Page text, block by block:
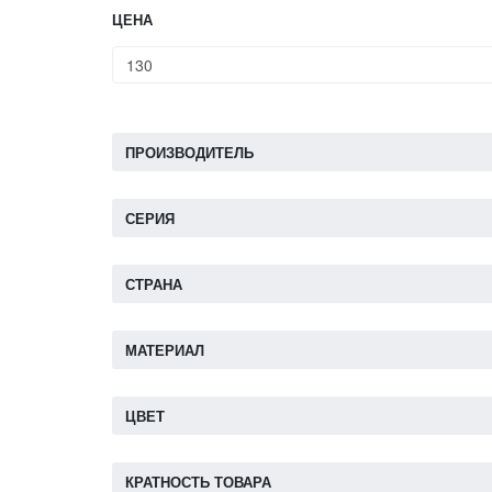
ЦЕНА
ПРОИЗВОДИТЕЛЬ
СЕРИЯ
СТРАНА
МАТЕРИАЛ
ЦВЕТ
КРАТНОСТЬ ТОВАРА